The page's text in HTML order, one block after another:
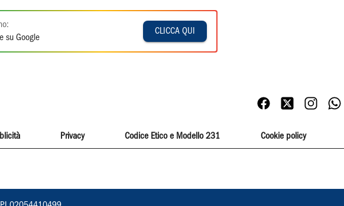
su Google
CLICCA QUI
Privacy Codice Etico e Modello 231 Cookie policy